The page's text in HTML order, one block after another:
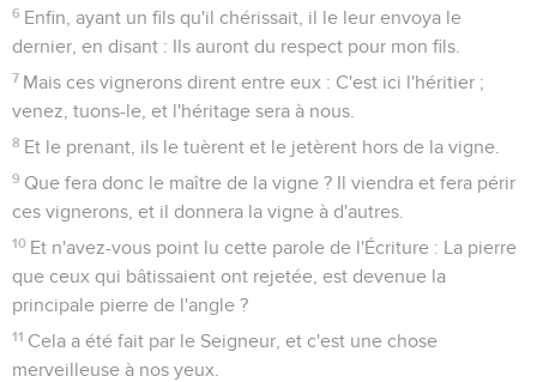
scribes qui aiment à se promener en robes longues, et à être
salués dans les places publiques,
39
Et qui aiment les premiers sièges dans les synagogues, et
les premières places dans les festins,
40
Qui dévorent les maisons des veuves, tout en affectant de
faire de longues prières ; ils encourront une plus grande
Le don offert par une veuve pauvre
Et Jésus, étant assis vis-à-vis du tronc, regardait comment
le peuple mettait de l'argent dans le tronc,
Et plusieurs riches y mettaient beaucoup ; et une pauvre